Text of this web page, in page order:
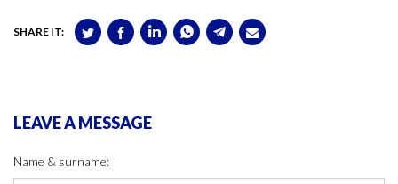
SHARE IT:
LEAVE A MESSAGE
Name & surname: